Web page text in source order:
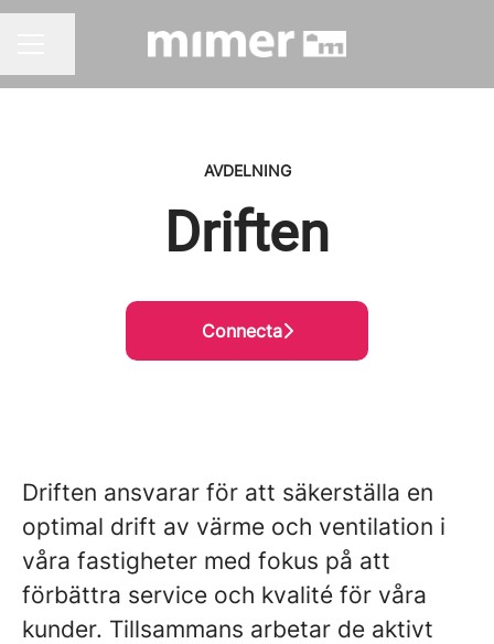
AVDELNING
Driften
Connecta
Driften ansvarar för att säkerställa en
optimal drift av värme och ventilation i
våra fastigheter med fokus på att
förbättra service och kvalité för våra
kunder. Tillsammans arbetar de aktivt